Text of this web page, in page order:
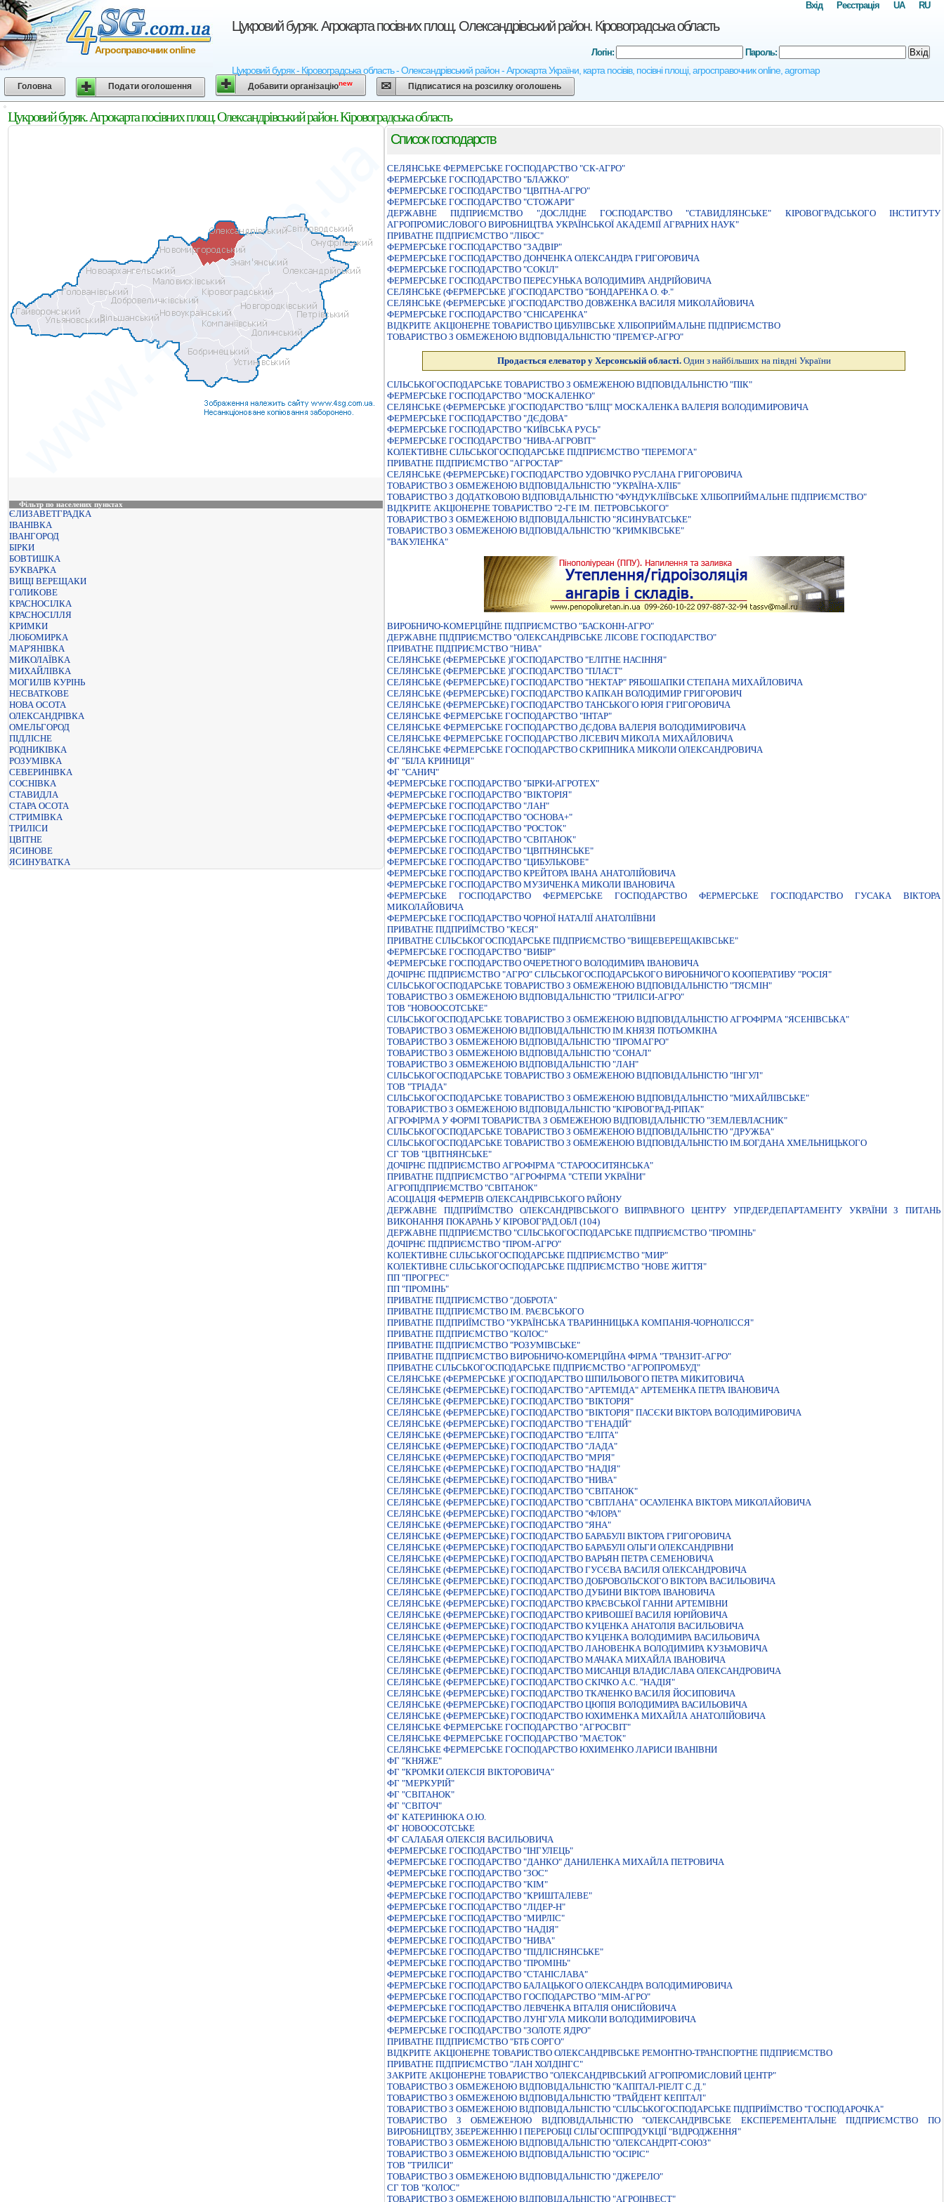
Цукровий буряк. Агрокарта посівних площ. Олександрівський район. Кіровоградська область
Цукровий буряк - Кіровоградська область - Олександрівський район - Агрокарта України, карта посівів, посівні площі, агросправочник online, agromap
Агросправочник online
RU
UA
Реєстрація
Вхід
Логін: Пароль: Вхід
Головна Подати оголошення Добавити організаціюnew Підписатися на розсилку оголошень
Цукровий буряк. Агрокарта посівних площ. Олександрівський район. Кіровоградська область
Фільтр по населених пунктах
ЄЛИЗАВЕТГРАДКА
ІВАНІВКА
ІВАНГОРОД
БІРКИ
БОВТИШКА
БУКВАРКА
ВИЩІ ВЕРЕЩАКИ
ГОЛИКОВЕ
КРАСНОСІЛКА
КРАСНОСІЛЛЯ
КРИМКИ
ЛЮБОМИРКА
МАР'ЯНІВКА
МИКОЛАЇВКА
МИХАЙЛІВКА
МОГИЛІВ КУРІНЬ
НЕСВАТКОВЕ
НОВА ОСОТА
ОЛЕКСАНДРІВКА
ОМЕЛЬГОРОД
ПІДЛІСНЕ
РОДНИКІВКА
РОЗУМІВКА
СЕВЕРИНІВКА
СОСНІВКА
СТАВИДЛА
СТАРА ОСОТА
СТРИМІВКА
ТРИЛІСИ
ЦВІТНЕ
ЯСИНОВЕ
ЯСИНУВАТКА
Список господарств
СЕЛЯНСЬКЕ ФЕРМЕРСЬКЕ ГОСПОДАРСТВО "СК-АГРО"
ФЕРМЕРСЬКЕ ГОСПОДАРСТВО "БЛАЖКО"
ФЕРМЕРСЬКЕ ГОСПОДАРСТВО "ЦВIТНА-АГРО"
ФЕРМЕРСЬКЕ ГОСПОДАРСТВО "СТОЖАРИ"
ДЕРЖАВНЕ ПIДПРИЄМСТВО "ДОСЛIДНЕ ГОСПОДАРСТВО "СТАВИДЛЯНСЬКЕ" КIРОВОГРАДСЬКОГО IНСТИТУТУ
АГРОПРОМИСЛОВОГО ВИРОБНИЦТВА УКРАЇНСЬКОЇ АКАДЕМIЇ АГРАРНИХ НАУК"
ПРИВАТНЕ ПIДПРИЄМСТВО "ЛIБОС"
ФЕРМЕРСЬКЕ ГОСПОДАРСТВО "ЗАДВIР"
ФЕРМЕРСЬКЕ ГОСПОДАРСТВО ДОНЧЕНКА ОЛЕКСАНДРА ГРИГОРОВИЧА
ФЕРМЕРСЬКЕ ГОСПОДАРСТВО "СОКIЛ"
ФЕРМЕРСЬКЕ ГОСПОДАРСТВО ПЕРЕСУНЬКА ВОЛОДИМИРА АНДРIЙОВИЧА
СЕЛЯНСЬКЕ (ФЕРМЕРСЬКЕ )ГОСПОДАРСТВО "БОНДАРЕНКА О. Ф."
СЕЛЯНСЬКЕ (ФЕРМЕРСЬКЕ )ГОСПОДАРСТВО ДОВЖЕНКА ВАСИЛЯ МИКОЛАЙОВИЧА
ФЕРМЕРСЬКЕ ГОСПОДАРСТВО "СНIСАРЕНКА"
ВIДКРИТЕ АКЦIОНЕРНЕ ТОВАРИСТВО ЦИБУЛIВСЬКЕ ХЛIБОПРИЙМАЛЬНЕ ПIДПРИЄМСТВО
ТОВАРИСТВО З ОБМЕЖЕНОЮ ВIДПОВIДАЛЬНIСТЮ "ПРЕМ'ЄР-АГРО"
Продається елеватор у Херсонській області. Один з найбільших на півдні України
СIЛЬСЬКОГОСПОДАРСЬКЕ ТОВАРИСТВО З ОБМЕЖЕНОЮ ВIДПОВIДАЛЬНIСТЮ "ПIК"
ФЕРМЕРСЬКЕ ГОСПОДАРСТВО "МОСКАЛЕНКО"
СЕЛЯНСЬКЕ (ФЕРМЕРСЬКЕ )ГОСПОДАРСТВО "БЛІЦ" МОСКАЛЕНКА ВАЛЕРІЯ ВОЛОДИМИРОВИЧА
ФЕРМЕРСЬКЕ ГОСПОДАРСТВО "ДЄДОВА"
ФЕРМЕРСЬКЕ ГОСПОДАРСТВО "КИЇВСЬКА РУСЬ"
ФЕРМЕРСЬКЕ ГОСПОДАРСТВО "НИВА-АГРОВІТ"
КОЛЕКТИВНЕ СІЛЬСЬКОГОСПОДАРСЬКЕ ПІДПРИЄМСТВО "ПЕРЕМОГА"
ПРИВАТНЕ ПIДПРИЄМСТВО "АГРОСТАР"
СЕЛЯНСЬКЕ (ФЕРМЕРСЬКЕ) ГОСПОДАРСТВО УДОВIЧКО РУСЛАНА ГРИГОРОВИЧА
ТОВАРИСТВО З ОБМЕЖЕНОЮ ВIДПОВIДАЛЬНIСТЮ "УКРАЇНА-ХЛIБ"
ТОВАРИСТВО З ДОДАТКОВОЮ ВIДПОВIДАЛЬНIСТЮ "ФУНДУКЛIЇВСЬКЕ ХЛIБОПРИЙМАЛЬНЕ ПIДПРИЄМСТВО"
ВIДКРИТЕ АКЦIОНЕРНЕ ТОВАРИСТВО "2-ГЕ IМ. ПЕТРОВСЬКОГО"
ТОВАРИСТВО З ОБМЕЖЕНОЮ ВIДПОВIДАЛЬНIСТЮ "ЯСИНУВАТСЬКЕ"
ТОВАРИСТВО З ОБМЕЖЕНОЮ ВIДПОВIДАЛЬНIСТЮ "КРИМКIВСЬКЕ"
"ВАКУЛЕНКА"
ВИРОБНИЧО-КОМЕРЦIЙНЕ ПIДПРИЄМСТВО "БАСКОНН-АГРО"
ДЕРЖАВНЕ ПІДПРИЄМСТВО "ОЛЕКСАНДРІВСЬКЕ ЛІСОВЕ ГОСПОДАРСТВО"
ПРИВАТНЕ ПIДПРИЄМСТВО "НИВА"
СЕЛЯНСЬКЕ (ФЕРМЕРСЬКЕ )ГОСПОДАРСТВО "ЕЛIТНЕ НАСIННЯ"
СЕЛЯНСЬКЕ (ФЕРМЕРСЬКЕ )ГОСПОДАРСТВО "ПЛАСТ"
СЕЛЯНСЬКЕ (ФЕРМЕРСЬКЕ) ГОСПОДАРСТВО "НЕКТАР" РЯБОШАПКИ СТЕПАНА МИХАЙЛОВИЧА
СЕЛЯНСЬКЕ (ФЕРМЕРСЬКЕ) ГОСПОДАРСТВО КАПКАН ВОЛОДИМИР ГРИГОРОВИЧ
СЕЛЯНСЬКЕ (ФЕРМЕРСЬКЕ) ГОСПОДАРСТВО ТАНСЬКОГО ЮРIЯ ГРИГОРОВИЧА
СЕЛЯНСЬКЕ ФЕРМЕРСЬКЕ ГОСПОДАРСТВО "IНТАР"
СЕЛЯНСЬКЕ ФЕРМЕРСЬКЕ ГОСПОДАРСТВО ДЄДОВА ВАЛЕРIЯ ВОЛОДИМИРОВИЧА
СЕЛЯНСЬКЕ ФЕРМЕРСЬКЕ ГОСПОДАРСТВО ЛIСЕВИЧ МИКОЛА МИХАЙЛОВИЧА
СЕЛЯНСЬКЕ ФЕРМЕРСЬКЕ ГОСПОДАРСТВО СКРИПНИКА МИКОЛИ ОЛЕКСАНДРОВИЧА
ФГ "БІЛА КРИНИЦЯ"
ФГ "САНИЧ"
ФЕРМЕРСЬКЕ ГОСПОДАРСТВО "БІРКИ-АГРОТЕХ"
ФЕРМЕРСЬКЕ ГОСПОДАРСТВО "ВIКТОРIЯ"
ФЕРМЕРСЬКЕ ГОСПОДАРСТВО "ЛАН"
ФЕРМЕРСЬКЕ ГОСПОДАРСТВО "ОСНОВА+"
ФЕРМЕРСЬКЕ ГОСПОДАРСТВО "РОСТОК"
ФЕРМЕРСЬКЕ ГОСПОДАРСТВО "СВIТАНОК"
ФЕРМЕРСЬКЕ ГОСПОДАРСТВО "ЦВIТНЯНСЬКЕ"
ФЕРМЕРСЬКЕ ГОСПОДАРСТВО "ЦИБУЛЬКОВЕ"
ФЕРМЕРСЬКЕ ГОСПОДАРСТВО КРЕЙТОРА IВАНА АНАТОЛIЙОВИЧА
ФЕРМЕРСЬКЕ ГОСПОДАРСТВО МУЗИЧЕНКА МИКОЛИ IВАНОВИЧА
ФЕРМЕРСЬКЕ ГОСПОДАРСТВО ФЕРМЕРСЬКЕ ГОСПОДАРСТВО ФЕРМЕРСЬКЕ ГОСПОДАРСТВО ГУСАКА ВIКТОРА
МИКОЛАЙОВИЧА
ФЕРМЕРСЬКЕ ГОСПОДАРСТВО ЧОРНОЇ НАТАЛIЇ АНАТОЛIЇВНИ
ПРИВАТНЕ ПIДПРИЇМСТВО "КЕСЯ"
ПРИВАТНЕ СIЛЬСЬКОГОСПОДАРСЬКЕ ПIДПРИЄМСТВО "ВИЩЕВЕРЕЩАКIВСЬКЕ"
ФЕРМЕРСЬКЕ ГОСПОДАРСТВО "ВИБIР"
ФЕРМЕРСЬКЕ ГОСПОДАРСТВО ОЧЕРЕТНОГО ВОЛОДИМИРА IВАНОВИЧА
ДОЧIРНЄ ПIДПРИЄМСТВО "АГРО" СIЛЬСЬКОГОСПОДАРСЬКОГО ВИРОБНИЧОГО КООПЕРАТИВУ "РОСIЯ"
СIЛЬСЬКОГОСПОДАРСЬКЕ ТОВАРИСТВО З ОБМЕЖЕНОЮ ВIДПОВIДАЛЬНIСТЮ "ТЯСМIН"
ТОВАРИСТВО З ОБМЕЖЕНОЮ ВIДПОВIДАЛЬНIСТЮ "ТРИЛIСИ-АГРО"
ТОВ "НОВООСОТСЬКЕ"
СIЛЬСЬКОГОСПОДАРСЬКЕ ТОВАРИСТВО З ОБМЕЖЕНОЮ ВIДПОВIДАЛЬНIСТЮ АГРОФIРМА "ЯСЕНIВСЬКА"
ТОВАРИСТВО З ОБМЕЖЕНОЮ ВIДПОВIДАЛЬНIСТЮ IМ.КНЯЗЯ ПОТЬОМКIНА
ТОВАРИСТВО З ОБМЕЖЕНОЮ ВIДПОВIДАЛЬНIСТЮ "ПРОМАГРО"
ТОВАРИСТВО З ОБМЕЖЕНОЮ ВIДПОВIДАЛЬНIСТЮ "СОНАЛ"
ТОВАРИСТВО З ОБМЕЖЕНОЮ ВІДПОВІДАЛЬНІСТЮ "ЛАН"
СІЛЬСЬКОГОСПОДАРСЬКЕ ТОВАРИСТВО З ОБМЕЖЕНОЮ ВІДПОВІДАЛЬНІСТЮ "ІНГУЛ"
ТОВ "ТРІАДА"
СIЛЬСЬКОГОСПОДАРСЬКЕ ТОВАРИСТВО З ОБМЕЖЕНОЮ ВIДПОВIДАЛЬНIСТЮ "МИХАЙЛIВСЬКЕ"
ТОВАРИСТВО З ОБМЕЖЕНОЮ ВІДПОВІДАЛЬНІСТЮ "КІРОВОГРАД-РІПАК"
АГРОФIРМА У ФОРМI ТОВАРИСТВА З ОБМЕЖЕНОЮ ВIДПОВIДАЛЬНIСТЮ "ЗЕМЛЕВЛАСНИК"
СІЛЬСЬКОГОСПОДАРСЬКЕ ТОВАРИСТВО З ОБМЕЖЕНОЮ ВІДПОВІДАЛЬНІСТЮ "ДРУЖБА"
СІЛЬСЬКОГОСПОДАРСЬКЕ ТОВАРИСТВО З ОБМЕЖЕНОЮ ВІДПОВІДАЛЬНІСТЮ ІМ.БОГДАНА ХМЕЛЬНИЦЬКОГО
СГ ТОВ "ЦВІТНЯНСЬКЕ"
ДОЧІРНЄ ПІДПРИЄМСТВО АГРОФІРМА "СТАРООСИТЯНСЬКА"
ПРИВАТНЕ ПIДПРИЄМСТВО "АГРОФIРМА "СТЕПИ УКРАЇНИ"
АГРОПІДПРИЄМСТВО "СВІТАНОК"
АСОЦIАЦIЯ ФЕРМЕРIВ ОЛЕКСАНДРIВСЬКОГО РАЙОНУ
ДЕРЖАВНЕ ПIДПРИЇМСТВО ОЛЕКСАНДРIВСЬКОГО ВИПРАВНОГО ЦЕНТРУ УПР.ДЕР.ДЕПАРТАМЕНТУ УКРАЇНИ З ПИТАНЬ
ВИКОНАННЯ ПОКАРАНЬ У КIРОВОГРАД.ОБЛ (104)
ДЕРЖАВНЕ ПІДПРИЄМСТВО "СІЛЬСЬКОГОСПОДАРСЬКЕ ПІДПРИЄМСТВО "ПРОМІНЬ"
ДОЧIРНЄ ПIДПРИЄМСТВО "ПРОМ-АГРО"
КОЛЕКТИВНЕ СІЛЬСЬКОГОСПОДАРСЬКЕ ПІДПРИЄМСТВО "МИР"
КОЛЕКТИВНЕ СІЛЬСЬКОГОСПОДАРСЬКЕ ПІДПРИЄМСТВО "НОВЕ ЖИТТЯ"
ПП "ПРОГРЕС"
ПП "ПРОМІНЬ"
ПРИВАТНЕ ПIДПРИЄМСТВО "ДОБРОТА"
ПРИВАТНЕ ПIДПРИЄМСТВО IМ. РАЄВСЬКОГО
ПРИВАТНЕ ПIДПРИЇМСТВО "УКРАЇНСЬКА ТВАРИННИЦЬКА КОМПАНIЯ-ЧОРНОЛIССЯ"
ПРИВАТНЕ ПІДПРИЄМСТВО "КОЛОС"
ПРИВАТНЕ ПІДПРИЄМСТВО "РОЗУМІВСЬКЕ"
ПРИВАТНЕ ПІДПРИЄМСТВО ВИРОБНИЧО-КОМЕРЦІЙНА ФІРМА "ТРАНЗИТ-АГРО"
ПРИВАТНЕ СIЛЬСЬКОГОСПОДАРСЬКЕ ПIДПРИЄМСТВО "АГРОПРОМБУД"
СЕЛЯНСЬКЕ (ФЕРМЕРСЬКЕ )ГОСПОДАРСТВО ШПИЛЬОВОГО ПЕТРА МИКИТОВИЧА
СЕЛЯНСЬКЕ (ФЕРМЕРСЬКЕ) ГОСПОДАРСТВО "АРТЕМIДА" АРТЕМЕНКА ПЕТРА IВАНОВИЧА
СЕЛЯНСЬКЕ (ФЕРМЕРСЬКЕ) ГОСПОДАРСТВО "ВIКТОРIЯ"
СЕЛЯНСЬКЕ (ФЕРМЕРСЬКЕ) ГОСПОДАРСТВО "ВIКТОРIЯ" ПАСЄКИ ВIКТОРА ВОЛОДИМИРОВИЧА
СЕЛЯНСЬКЕ (ФЕРМЕРСЬКЕ) ГОСПОДАРСТВО "ГЕНАДІЙ"
СЕЛЯНСЬКЕ (ФЕРМЕРСЬКЕ) ГОСПОДАРСТВО "ЕЛІТА"
СЕЛЯНСЬКЕ (ФЕРМЕРСЬКЕ) ГОСПОДАРСТВО "ЛАДА"
СЕЛЯНСЬКЕ (ФЕРМЕРСЬКЕ) ГОСПОДАРСТВО "МРIЯ"
СЕЛЯНСЬКЕ (ФЕРМЕРСЬКЕ) ГОСПОДАРСТВО "НАДIЯ"
СЕЛЯНСЬКЕ (ФЕРМЕРСЬКЕ) ГОСПОДАРСТВО "НИВА"
СЕЛЯНСЬКЕ (ФЕРМЕРСЬКЕ) ГОСПОДАРСТВО "СВIТАНОК"
СЕЛЯНСЬКЕ (ФЕРМЕРСЬКЕ) ГОСПОДАРСТВО "СВIТЛАНА" ОСАУЛЕНКА ВIКТОРА МИКОЛАЙОВИЧА
СЕЛЯНСЬКЕ (ФЕРМЕРСЬКЕ) ГОСПОДАРСТВО "ФЛОРА"
СЕЛЯНСЬКЕ (ФЕРМЕРСЬКЕ) ГОСПОДАРСТВО "ЯНА"
СЕЛЯНСЬКЕ (ФЕРМЕРСЬКЕ) ГОСПОДАРСТВО БАРАБУЛI ВIКТОРА ГРИГОРОВИЧА
СЕЛЯНСЬКЕ (ФЕРМЕРСЬКЕ) ГОСПОДАРСТВО БАРАБУЛІ ОЛЬГИ ОЛЕКСАНДРІВНИ
СЕЛЯНСЬКЕ (ФЕРМЕРСЬКЕ) ГОСПОДАРСТВО ВАРЬЯН ПЕТРА СЕМЕНОВИЧА
СЕЛЯНСЬКЕ (ФЕРМЕРСЬКЕ) ГОСПОДАРСТВО ГУСЄВА ВАСИЛЯ ОЛЕКСАНДРОВИЧА
СЕЛЯНСЬКЕ (ФЕРМЕРСЬКЕ) ГОСПОДАРСТВО ДОБРОВОЛЬСКОГО ВIКТОРА ВАСИЛЬОВИЧА
СЕЛЯНСЬКЕ (ФЕРМЕРСЬКЕ) ГОСПОДАРСТВО ДУБИНИ ВIКТОРА IВАНОВИЧА
СЕЛЯНСЬКЕ (ФЕРМЕРСЬКЕ) ГОСПОДАРСТВО КРАЄВСЬКОЇ ГАННИ АРТЕМІВНИ
СЕЛЯНСЬКЕ (ФЕРМЕРСЬКЕ) ГОСПОДАРСТВО КРИВОШЕЇ ВАСИЛЯ ЮРIЙОВИЧА
СЕЛЯНСЬКЕ (ФЕРМЕРСЬКЕ) ГОСПОДАРСТВО КУЦЕНКА АНАТОЛIЯ ВАСИЛЬОВИЧА
СЕЛЯНСЬКЕ (ФЕРМЕРСЬКЕ) ГОСПОДАРСТВО КУЦЕНКА ВОЛОДИМИРА ВАСИЛЬОВИЧА
СЕЛЯНСЬКЕ (ФЕРМЕРСЬКЕ) ГОСПОДАРСТВО ЛАНОВЕНКА ВОЛОДИМИРА КУЗЬМОВИЧА
СЕЛЯНСЬКЕ (ФЕРМЕРСЬКЕ) ГОСПОДАРСТВО МАЧАКА МИХАЙЛА IВАНОВИЧА
СЕЛЯНСЬКЕ (ФЕРМЕРСЬКЕ) ГОСПОДАРСТВО МИСАНЦЯ ВЛАДИСЛАВА ОЛЕКСАНДРОВИЧА
СЕЛЯНСЬКЕ (ФЕРМЕРСЬКЕ) ГОСПОДАРСТВО СКIЧКО А.С. "НАДIЯ"
СЕЛЯНСЬКЕ (ФЕРМЕРСЬКЕ) ГОСПОДАРСТВО ТКАЧЕНКО ВАСИЛЯ ЙОСИПОВИЧА
СЕЛЯНСЬКЕ (ФЕРМЕРСЬКЕ) ГОСПОДАРСТВО ЦЮПIЯ ВОЛОДИМИРА ВАСИЛЬОВИЧА
СЕЛЯНСЬКЕ (ФЕРМЕРСЬКЕ) ГОСПОДАРСТВО ЮХИМЕНКА МИХАЙЛА АНАТОЛIЙОВИЧА
СЕЛЯНСЬКЕ ФЕРМЕРСЬКЕ ГОСПОДАРСТВО "АГРОСВІТ"
СЕЛЯНСЬКЕ ФЕРМЕРСЬКЕ ГОСПОДАРСТВО "МАЄТОК"
СЕЛЯНСЬКЕ ФЕРМЕРСЬКЕ ГОСПОДАРСТВО ЮХИМЕНКО ЛАРИСИ IВАНIВНИ
ФГ "КНЯЖЕ"
ФГ "КРОМКИ ОЛЕКСІЯ ВІКТОРОВИЧА"
ФГ "МЕРКУРІЙ"
ФГ "СВІТАНОК"
ФГ "СВІТОЧ"
ФГ КАТЕРИНЮКА О.Ю.
ФГ НОВООСОТСЬКЕ
ФГ САЛАБАЯ ОЛЕКСІЯ ВАСИЛЬОВИЧА
ФЕРМЕРСЬКЕ ГОСПОДАРСТВО "IНГУЛЕЦЬ"
ФЕРМЕРСЬКЕ ГОСПОДАРСТВО "ДАНКО" ДАНИЛЕНКА МИХАЙЛА ПЕТРОВИЧА
ФЕРМЕРСЬКЕ ГОСПОДАРСТВО "ЗОС"
ФЕРМЕРСЬКЕ ГОСПОДАРСТВО "КIМ"
ФЕРМЕРСЬКЕ ГОСПОДАРСТВО "КРИШТАЛЕВЕ"
ФЕРМЕРСЬКЕ ГОСПОДАРСТВО "ЛIДЕР-Н"
ФЕРМЕРСЬКЕ ГОСПОДАРСТВО "МИРЛIС"
ФЕРМЕРСЬКЕ ГОСПОДАРСТВО "НАДIЯ"
ФЕРМЕРСЬКЕ ГОСПОДАРСТВО "НИВА"
ФЕРМЕРСЬКЕ ГОСПОДАРСТВО "ПIДЛIСНЯНСЬКЕ"
ФЕРМЕРСЬКЕ ГОСПОДАРСТВО "ПРОМIНЬ"
ФЕРМЕРСЬКЕ ГОСПОДАРСТВО "СТАНIСЛАВА"
ФЕРМЕРСЬКЕ ГОСПОДАРСТВО БАЛАЦЬКОГО ОЛЕКСАНДРА ВОЛОДИМИРОВИЧА
ФЕРМЕРСЬКЕ ГОСПОДАРСТВО ГОСПОДАРСТВО "МIМ-АГРО"
ФЕРМЕРСЬКЕ ГОСПОДАРСТВО ЛЕВЧЕНКА ВIТАЛIЯ ОНИСIЙОВИЧА
ФЕРМЕРСЬКЕ ГОСПОДАРСТВО ЛУНГУЛА МИКОЛИ ВОЛОДИМИРОВИЧА
ФЕРМЕРСЬКЕ ГОСПОДАРСТВО "ЗОЛОТЕ ЯДРО"
ПРИВАТНЕ ПIДПРИЄМСТВО "БТБ СОРГО"
ВIДКРИТЕ АКЦIОНЕРНЕ ТОВАРИСТВО ОЛЕКСАНДРIВСЬКЕ РЕМОНТНО-ТРАНСПОРТНЕ ПIДПРИЄМСТВО
ПРИВАТНЕ ПІДПРИЄМСТВО "ЛАН ХОЛДІНГС"
ЗАКРИТЕ АКЦІОНЕРНЕ ТОВАРИСТВО "ОЛЕКСАНДРІВСЬКИЙ АГРОПРОМИСЛОВИЙ ЦЕНТР"
ТОВАРИСТВО З ОБМЕЖЕНОЮ ВIДПОВIДАЛЬНIСТЮ "КАПIТАЛ-РIЕЛТ С.Д."
ТОВАРИСТВО З ОБМЕЖЕНОЮ ВІДПОВІДАЛЬНІСТЮ "ТРАЙДЕНТ КЕПІТАЛ"
ТОВАРИСТВО З ОБМЕЖЕНОЮ ВIДПОВIДАЛЬНIСТЮ "СIЛЬСЬКОГОСПОДАРСЬКЕ ПIДПРИЇМСТВО "ГОСПОДАРОЧКА"
ТОВАРИСТВО З ОБМЕЖЕНОЮ ВІДПОВІДАЛЬНІСТЮ "ОЛЕКСАНДРІВСЬКЕ ЕКСПЕРЕМЕНТАЛЬНЕ ПІДПРИЄМСТВО ПО
ВИРОБНИЦТВУ, ЗБЕРЕЖЕННЮ І ПЕРЕРОБЦІ СІЛЬГОСППРОДУКЦІЇ "ВІДРОДЖЕННЯ"
ТОВАРИСТВО З ОБМЕЖЕНОЮ ВIДПОВIДАЛЬНIСТЮ "ОЛЕКСАНДРIТ-СОЮЗ"
ТОВАРИСТВО З ОБМЕЖЕНОЮ ВIДПОВIДАЛЬНIСТЮ "ОСIРIС"
ТОВ "ТРИЛІСИ"
ТОВАРИСТВО З ОБМЕЖЕНОЮ ВIДПОВIДАЛЬНIСТЮ "ДЖЕРЕЛО"
СГ ТОВ "КОЛОС"
ТОВАРИСТВО З ОБМЕЖЕНОЮ ВIДПОВIДАЛЬНIСТЮ "АГРОIНВЕСТ"